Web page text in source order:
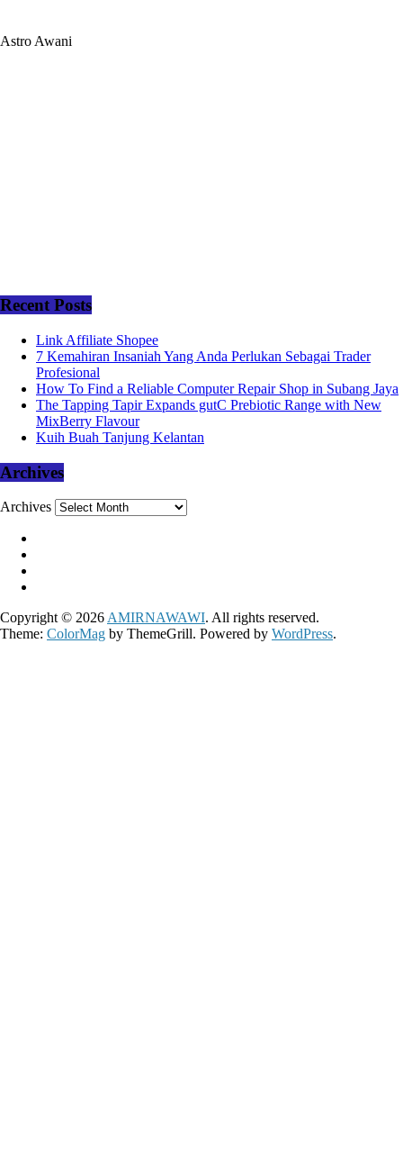
Astro Awani
Recent Posts
Link Affiliate Shopee
7 Kemahiran Insaniah Yang Anda Perlukan Sebagai Trader
Profesional
How To Find a Reliable Computer Repair Shop in Subang Jaya
The Tapping Tapir Expands gutC Prebiotic Range with New
MixBerry Flavour
Kuih Buah Tanjung Kelantan
Archives
Archives
Copyright © 2026 AMIRNAWAWI. All rights reserved.
Theme: ColorMag by ThemeGrill. Powered by WordPress.